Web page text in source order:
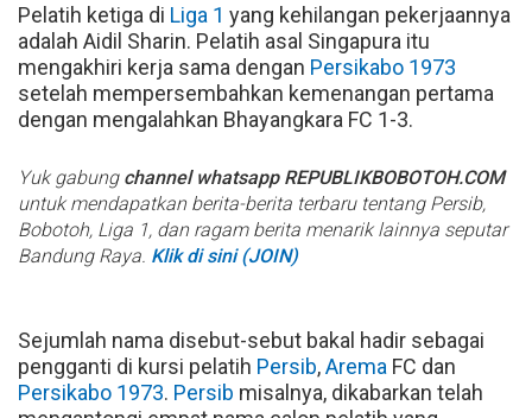
Pelatih ketiga di Liga 1 yang kehilangan pekerjaannya
adalah Aidil Sharin. Pelatih asal Singapura itu
mengakhiri kerja sama dengan Persikabo 1973
setelah mempersembahkan kemenangan pertama
dengan mengalahkan Bhayangkara FC 1-3.
Yuk gabung channel whatsapp REPUBLIKBOBOTOH.COM
untuk mendapatkan berita-berita terbaru tentang Persib,
Bobotoh, Liga 1, dan ragam berita menarik lainnya seputar
Bandung Raya. Klik di sini (JOIN)
Sejumlah nama disebut-sebut bakal hadir sebagai
pengganti di kursi pelatih Persib,Arema FC dan
Persikabo 1973. Persib misalnya, dikabarkan telah